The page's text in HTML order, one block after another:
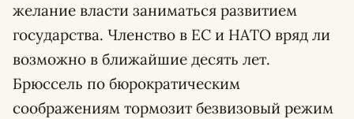
желание власти заниматься развитием
государства. Членство в ЕС и НАТО вряд ли
возможно в ближайшие десять лет.
Брюссель по бюрократическим
соображениям тормозит безвизовый режим